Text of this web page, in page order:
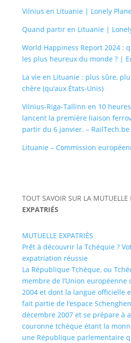
Vilnius en Lituanie | Lonely
Quand partir en Lituanie |
World Happiness Report 2024 :
les plus heureux du monde ? |
La vie en Lituanie : plus sûre,
chère (qu’aux États-Unis)
Vilnius-Riga-Tallinn en 10
lancent la première liaison
partir du 6 janvier. – RailTech.be
Lituanie – Commission
TOUT SAVOIR SUR LA MUTUELLE
EXPATRIÉS
MUTUELLE EXPATRIÉS
Prêt à découvrir la Tchéquie ?
expatriation réussie
La République Tchèque, ou
membre de l’Union européenne
2004 et dont la langue officielle
fait partie de l’espace
décembre 2007 et se prépare à
couronne tchèque étant la
une République parlementaire